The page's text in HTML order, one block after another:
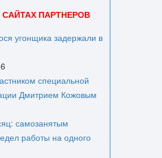
ПАРТНЕРОВ
угонщика задержали в
специальной
Дмитрием Кожовым
самозанятым
работы на одного